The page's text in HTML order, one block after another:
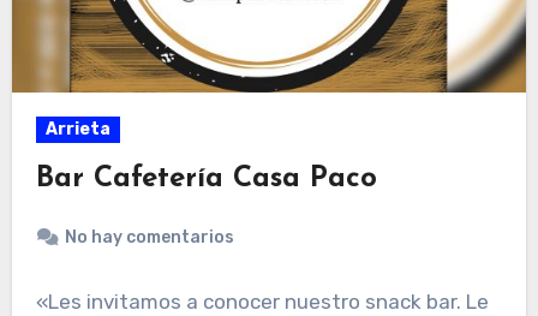
Arrieta
Bar Cafetería Casa Paco
No hay comentarios
«Les invitamos a conocer nuestro snack bar. Le